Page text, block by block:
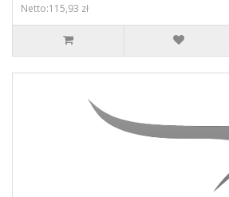
Netto:115,93 zł